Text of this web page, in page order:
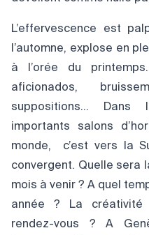
L’effervescence est
l’automne, explose en
à l’orée du
aficionados,
suppositions… Dans
importants salons
monde, c’est vers la
convergent. Quelle sera
mois à venir ? A quel
année ? La créativité
rendez-vous ? A